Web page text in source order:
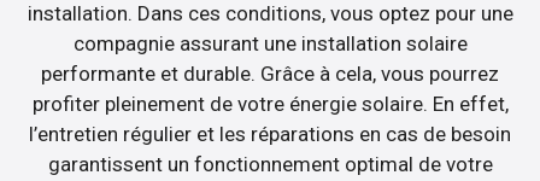
installation. Dans ces conditions, vous optez pour une
compagnie assurant une installation solaire
performante et durable. Grâce à cela, vous pourrez
profiter pleinement de votre énergie solaire. En effet,
l’entretien régulier et les réparations en cas de besoin
garantissent un fonctionnement optimal de votre